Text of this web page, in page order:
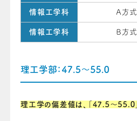
情報工学科 A方式
情報工学科 B方式
理工学部：47.5～55.0
理工学の偏差値は、「47.5〜55.0」